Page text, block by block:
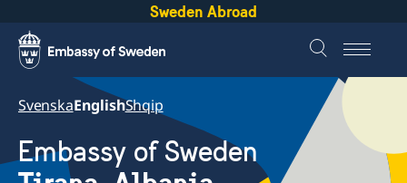
Sweden Abroad
SvenskaEnglishShqip
Embassy of Sweden